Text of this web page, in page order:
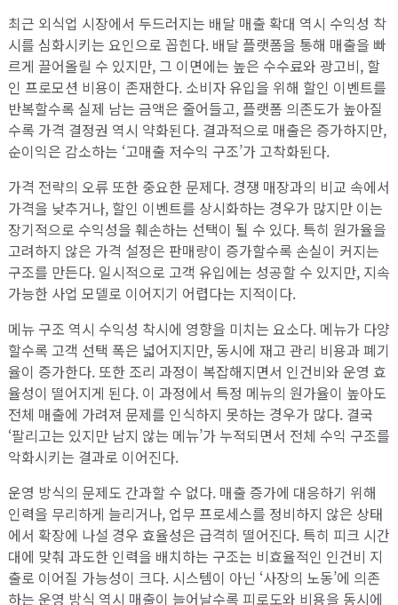
최근 외식업 시장에서 두드러지는 배달 매출 확대 역시 수익성 착
시를 심화시키는 요인으로 꼽힌다. 배달 플랫폼을 통해 매출을 빠
르게 끌어올릴 수 있지만, 그 이면에는 높은 수수료와 광고비, 할
인 프로모션 비용이 존재한다. 소비자 유입을 위해 할인 이벤트를
반복할수록 실제 남는 금액은 줄어들고, 플랫폼 의존도가 높아질
수록 가격 결정권 역시 약화된다. 결과적으로 매출은 증가하지만,
순이익은 감소하는 ‘고매출 저수익 구조’가 고착화된다.
가격 전략의 오류 또한 중요한 문제다. 경쟁 매장과의 비교 속에서
가격을 낮추거나, 할인 이벤트를 상시화하는 경우가 많지만 이는
장기적으로 수익성을 훼손하는 선택이 될 수 있다. 특히 원가율을
고려하지 않은 가격 설정은 판매량이 증가할수록 손실이 커지는
구조를 만든다. 일시적으로 고객 유입에는 성공할 수 있지만, 지속
가능한 사업 모델로 이어지기 어렵다는 지적이다.
메뉴 구조 역시 수익성 착시에 영향을 미치는 요소다. 메뉴가 다양
할수록 고객 선택 폭은 넓어지지만, 동시에 재고 관리 비용과 폐기
율이 증가한다. 또한 조리 과정이 복잡해지면서 인건비와 운영 효
율성이 떨어지게 된다. 이 과정에서 특정 메뉴의 원가율이 높아도
전체 매출에 가려져 문제를 인식하지 못하는 경우가 많다. 결국
‘팔리고는 있지만 남지 않는 메뉴’가 누적되면서 전체 수익 구조를
악화시키는 결과로 이어진다.
운영 방식의 문제도 간과할 수 없다. 매출 증가에 대응하기 위해
인력을 무리하게 늘리거나, 업무 프로세스를 정비하지 않은 상태
에서 확장에 나설 경우 효율성은 급격히 떨어진다. 특히 피크 시간
대에 맞춰 과도한 인력을 배치하는 구조는 비효율적인 인건비 지
출로 이어질 가능성이 크다. 시스템이 아닌 ‘사장의 노동’에 의존
하는 운영 방식 역시 매출이 늘어날수록 피로도와 비용을 동시에